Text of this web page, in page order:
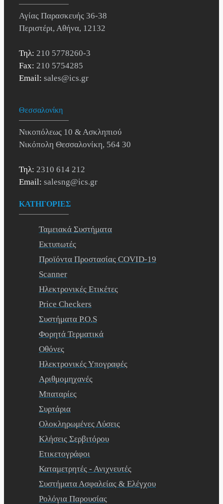
Αγίας Παρασκευής 36-38
Περιστέρι, Αθήνα, 12132
Τηλ: 210 5778260-3
Fax: 210 5754285
Email: sales@ics.gr
Θεσσαλονίκη
Νικοπόλεως 10 & Ασκληπιού
Νικόπολη Θεσσαλονίκη, 564 30
Τηλ: 2310 614 212
Email: salesng@ics.gr
ΚΑΤΗΓΟΡΙΕΣ
Ταμειακά Συστήματα
Εκτυπωτές
Προϊόντα Προστασίας COVID-19
Scanner
Ηλεκτρονικές Ετικέτες
Price Checkers
Συστήματα P.O.S
Φορητά Τερματικά
Οθόνες
Ηλεκτρονικές Υπογραφές
Αριθμομηχανές
Μπαταρίες
Συρτάρια
Ολοκληρωμένες Λύσεις
Κλήσεις Σερβιτόρου
Ετικετογράφοι
Καταμετρητές - Ανιχνευτές
Συστήματα Ασφαλείας & Ελέγχου
Ρολόγια Παρουσίας